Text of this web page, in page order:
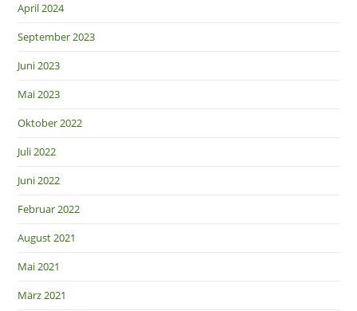
April 2024
September 2023
Juni 2023
Mai 2023
Oktober 2022
Juli 2022
Juni 2022
Februar 2022
August 2021
Mai 2021
März 2021